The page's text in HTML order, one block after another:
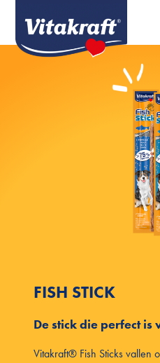
FISH STICK
De stick die perfect
Vitakraft® Fish Sticks vallen